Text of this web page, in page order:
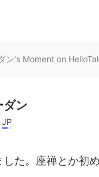
ン's Moment on
ダン
JP
た。座禅とか初